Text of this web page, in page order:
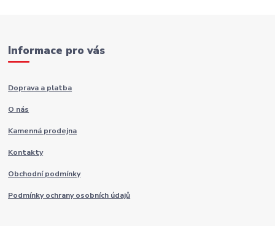
Informace pro vás
Doprava a platba
O nás
Kamenná prodejna
Kontakty
Obchodní podmínky
Podmínky ochrany osobních údajů